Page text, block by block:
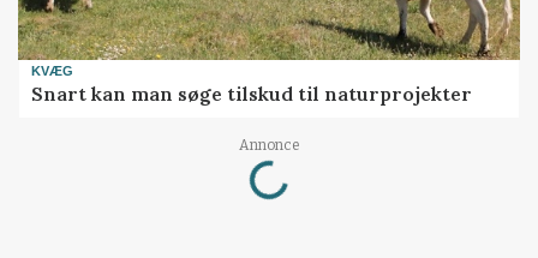
KVÆG
Snart kan man søge tilskud til naturprojekter
Annonce
Loading...